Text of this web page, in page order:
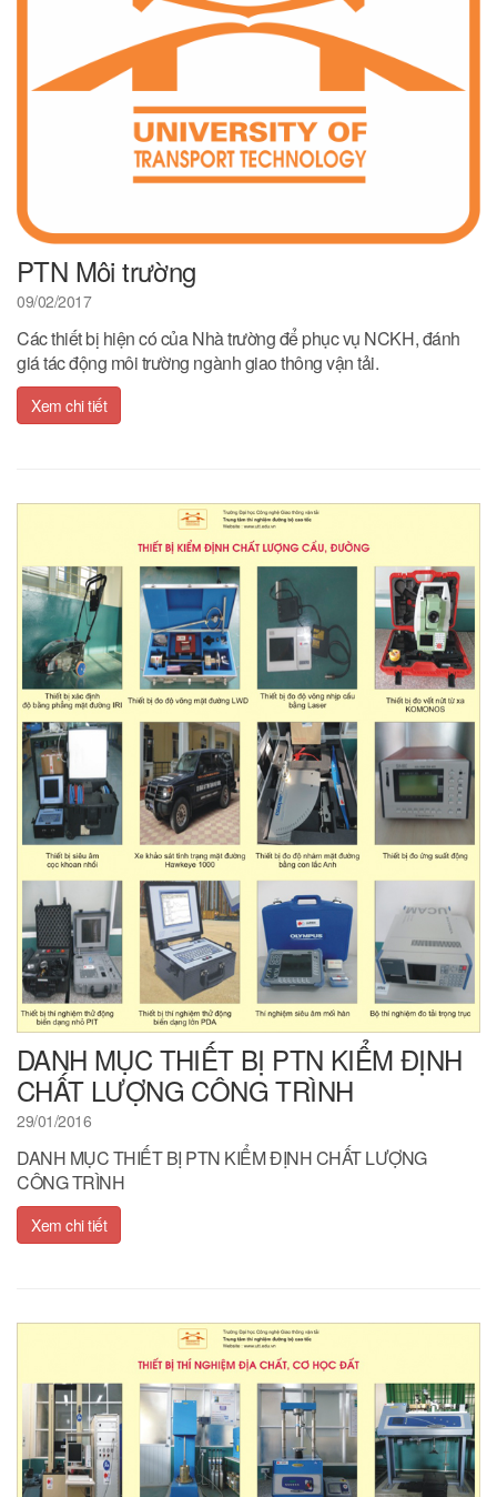
PTN Môi trường
09/02/2017
Các thiết bị hiện có của Nhà trường để phục vụ NCKH, đánh
giá tác động môi trường ngành giao thông vận tải.
Xem chi tiết
DANH MỤC THIẾT BỊ PTN KIỂM ĐỊNH
CHẤT LƯỢNG CÔNG TRÌNH
29/01/2016
DANH MỤC THIẾT BỊ PTN KIỂM ĐỊNH CHẤT LƯỢNG
CÔNG TRÌNH
Xem chi tiết